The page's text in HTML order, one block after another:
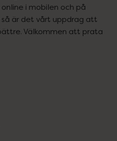
i mobilen och på
är det vårt uppdrag att
Välkommen att prata